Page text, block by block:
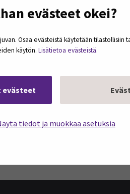
evästeet okei?
Osaa evästeistä käytetään
käytön. Lisätietoa evästeistä.
evästeet
tiedot ja muokkaa asetuksia
sähköpostiisi. Koosteet